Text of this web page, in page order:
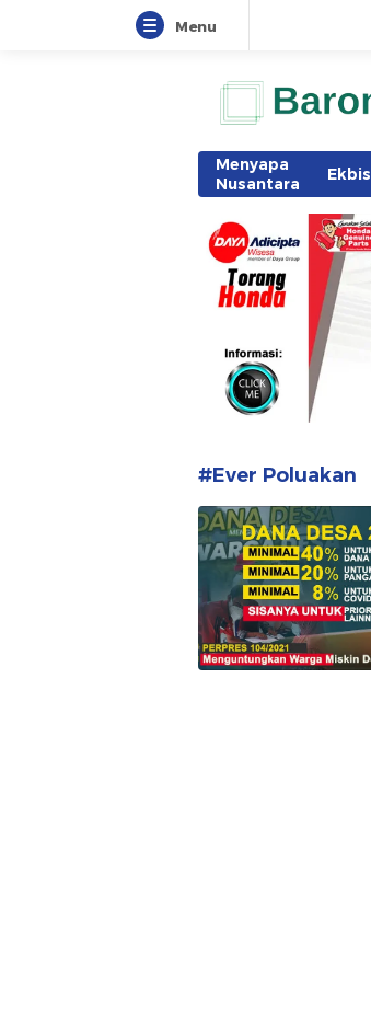
Menu
Berita Terkini di
Menyapa
Nusantara
Ekbis
#Ever Poluakan